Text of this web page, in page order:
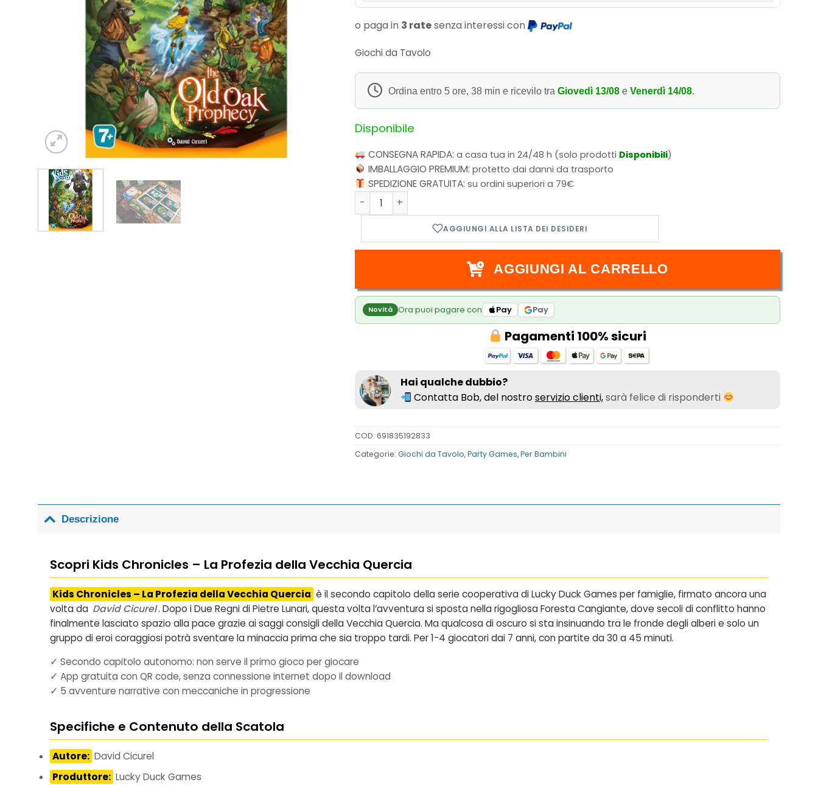
o paga in 3 ratesenza interessi con
Giochi da Tavolo
Ordina entro 5 ore, 38 min e ricevilo tra Giovedì 13/08e Venerdì 14/08.
Disponibile
CONSEGNA RAPIDA: a casa tua in 24/48 h (solo prodotti Disponibili)
IMBALLAGGIO PREMIUM: protetto dai danni da trasporto
SPEDIZIONE GRATUITA: su ordini superiori a 79€
Kids Chronicles 2 - La Profezia della Vecchia Quercia quantità
AGGIUNGI AL CARRELLO
Novità Ora puoi pagare con Pay Pay
Pagamenti 100% sicuri
Hai qualche dubbio?
Contatta Bob, del nostroservizio clienti,sarà felice di risponderti
COD: 691835192833
Categorie: Giochi da Tavolo,Party Games,Per Bambini
Descrizione
Scopri Kids Chronicles – La Profezia della Vecchia Quercia
Kids Chronicles – La Profezia della Vecchia Quercia è il secondo capitolo della serie cooperativa diLucky Duck Games per famiglie, firmato ancora una
volta da David Cicurel. Dopo i Due Regni di Pietre Lunari, questa volta l’avventura si sposta nella rigogliosa Foresta Cangiante, dove secoli di conflitto hanno
finalmente lasciato spazio alla pace grazie ai saggi consigli della Vecchia Quercia. Ma qualcosa di oscuro si sta insinuando tra le fronde degli alberi e solo un
gruppo di eroi coraggiosi potrà sventare la minaccia prima che sia troppo tardi. Per 1-4 giocatori dai 7 anni, con partite da 30 a 45 minuti.
✓ Secondo capitolo autonomo: non serve il primo gioco per giocare
✓ App gratuita con QR code, senza connessione internet dopo il download
✓ 5 avventure narrative con meccaniche in progressione
Specifiche e Contenuto della Scatola
Autore: David Cicurel
Produttore: Lucky Duck Games